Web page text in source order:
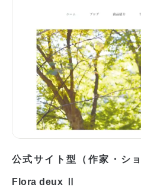
公式サイト型（作家・シ
Flora deux Ⅱ